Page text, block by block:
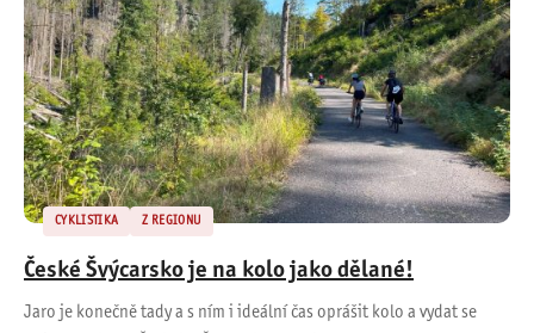
CYKLISTIKA Z REGIONU
České Švýcarsko je na kolo jako dělané!
Jaro je konečně tady a s ním i ideální čas oprášit kolo a vydat se